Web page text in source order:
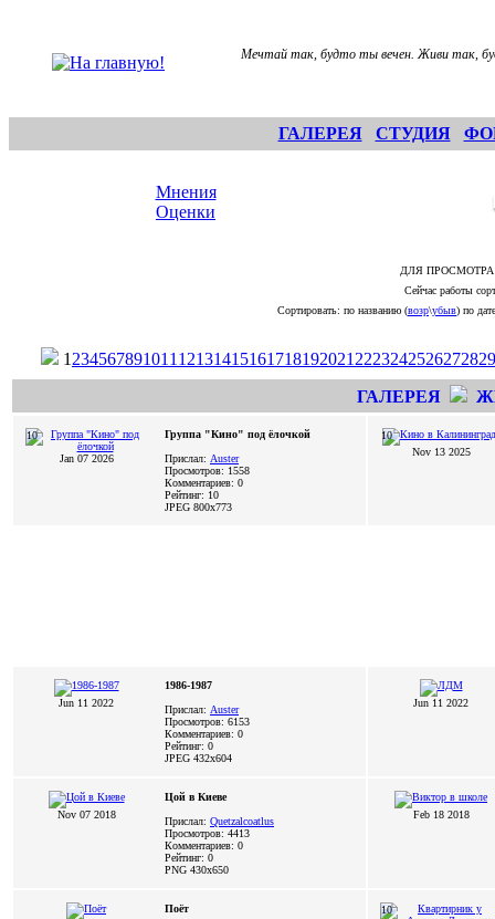
Мечтай так, будто ты вечен. Живи так,
ГАЛЕРЕЯ СТУДИЯ
Мнения
Оценки
ДЛЯ
Сейчас работы
Сортировать: по названию (возр\убыв) по
1 234567891011 12131415161718192021 2223242526272829
ГАЛЕРЕЯ
10
Jan 07 2026
Группа "Кино" под ёлочкой
Прислал: Auster
Просмотров: 1558
Комментариев: 0
Рейтинг: 10
JPEG 800x773
10
Nov 13 2025
Jun 11 2022
1986-1987
Прислал: Auster
Просмотров: 6153
Комментариев: 0
Рейтинг: 0
JPEG 432x604
Jun 11 2022
Nov 07 2018
Цой в Киеве
Прислал: Quetzalcoatlus
Просмотров: 4413
Комментариев: 0
Рейтинг: 0
PNG 430x650
Feb 18 2018
Поёт
10